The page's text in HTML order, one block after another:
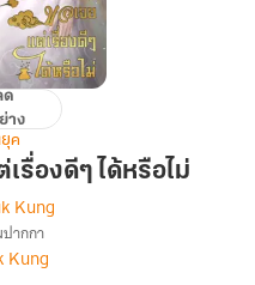
ด
าง
ค
รื่องดีๆ ได้หรือไม่
ง
Kung
ากกา
Kung